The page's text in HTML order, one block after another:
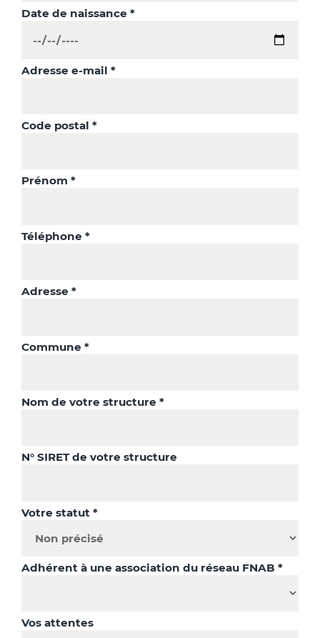
Date de naissance *
Adresse e-mail *
Code postal *
Prénom *
Téléphone *
Adresse *
Commune *
Nom de votre structure *
N° SIRET de votre structure
Votre statut *
Adhérent à une association du réseau FNAB *
Vos attentes